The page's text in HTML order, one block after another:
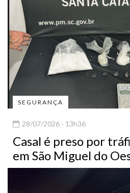
SEGURANÇA
28/07/2026 - 13h36
Casal é preso por
em São Miguel do